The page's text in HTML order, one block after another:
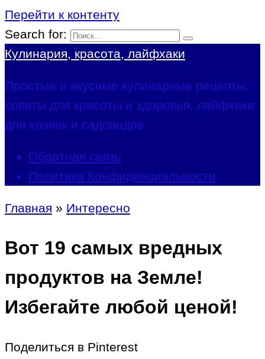
Перейти к контенту
Search for:
Кулинария, красота, лайфхаки
Простые и вкусные кулинарные рецепты,
советы для красоты и здоровья, лайфхаки
для хозяек и садоводов
Обратная связь
Политика Конфиденциальности
Главная » Интересно
Вот 19 самых вредных
продуктов на Земле!
Избегайте любой ценой!
Поделиться в Pinterest